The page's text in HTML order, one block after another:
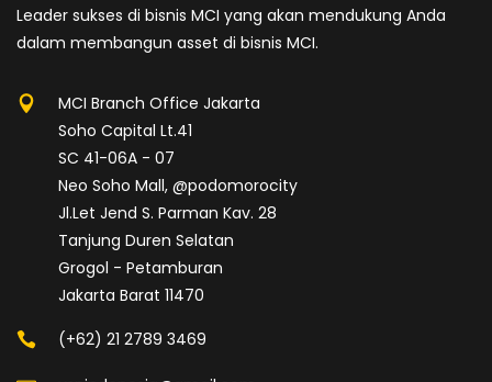
Leader sukses di bisnis MCI yang akan mendukung Anda
dalam membangun asset di bisnis MCI.
MCI Branch Office Jakarta
Soho Capital Lt.41
SC 41-06A - 07
Neo Soho Mall, @podomorocity
Jl.Let Jend S. Parman Kav. 28
Tanjung Duren Selatan
Grogol - Petamburan
Jakarta Barat 11470
(+62) 21 2789 3469